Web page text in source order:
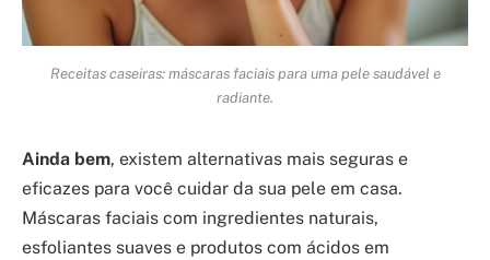
Receitas caseiras: máscaras faciais para uma pele saudável e
radiante.
Ainda bem, existem alternativas mais seguras e
eficazes para você cuidar da sua pele em casa.
Máscaras faciais com ingredientes naturais,
esfoliantes suaves e produtos com ácidos em